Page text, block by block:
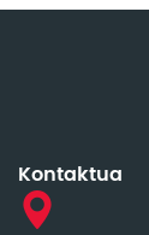
Kontaktua